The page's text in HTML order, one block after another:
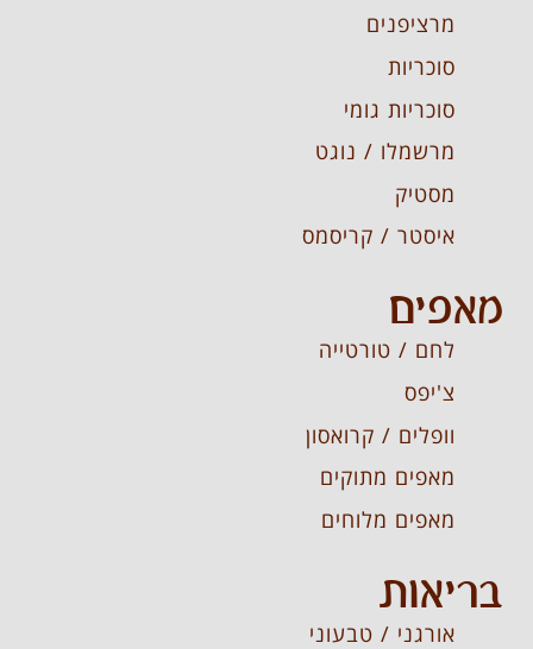
מרציפנים
סוכריות
סוכריות גומי
מרשמלו / נוגט
מסטיק
איסטר / קריסמס
מאפים
לחם / טורטייה
צ'יפס
וופלים / קרואסון
מאפים מתוקים
מאפים מלוחים
בריאות
אורגני / טבעוני